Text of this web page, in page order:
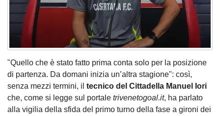
"Quello che è stato fatto prima conta solo per la posizione
di partenza. Da domani inizia un’altra stagione": così,
senza mezzi termini, il tecnico del Cittadella Manuel Iori
che, come si legge sul portale trivenetogoal.it, ha parlato
alla vigilia della sfida del primo turno della fase a gironi dei